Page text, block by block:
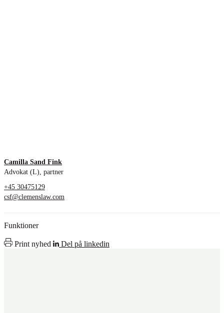
Camilla Sand Fink
Advokat (L), partner
+45 30475129
csf@clemenslaw.com
Funktioner
Print nyhed Del på linkedin